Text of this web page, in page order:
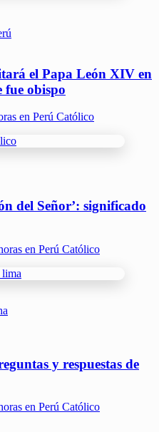
el Papa León XIV en
fue obispo
en Perú Católico
del Señor’: significado
en Perú Católico
y respuestas de
en Perú Católico